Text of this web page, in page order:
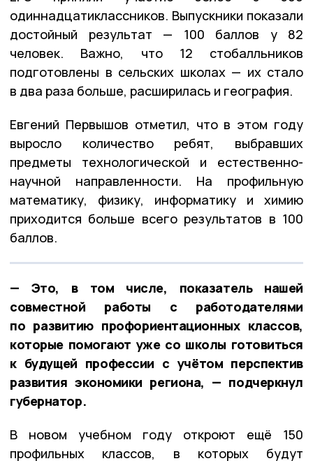
одиннадцатиклассников. Выпускники показали
достойный результат — 100 баллов у 82
человек. Важно, что 12 стобалльников
подготовлены в сельских школах — их стало
в два раза больше, расширилась и география.
Евгений Первышов отметил, что в этом году
выросло количество ребят, выбравших
предметы технологической и естественно-
научной направленности. На профильную
математику, физику, информатику и химию
приходится больше всего результатов в 100
баллов.
— Это, в том числе, показатель нашей
совместной работы с работодателями
по развитию профориентационных классов,
которые помогают уже со школы готовиться
к будущей профессии с учётом перспектив
развития экономики региона, — подчеркнул
губернатор.
В новом учебном году откроют ещё 150
профильных классов, в которых будут